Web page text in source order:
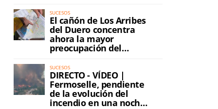
SUCESOS
El cañón de Los Arribes
del Duero concentra
ahora la mayor
preocupación del
incendio
SUCESOS
DIRECTO - VÍDEO |
Fermoselle, pendiente
de la evolución del
incendio en una noche